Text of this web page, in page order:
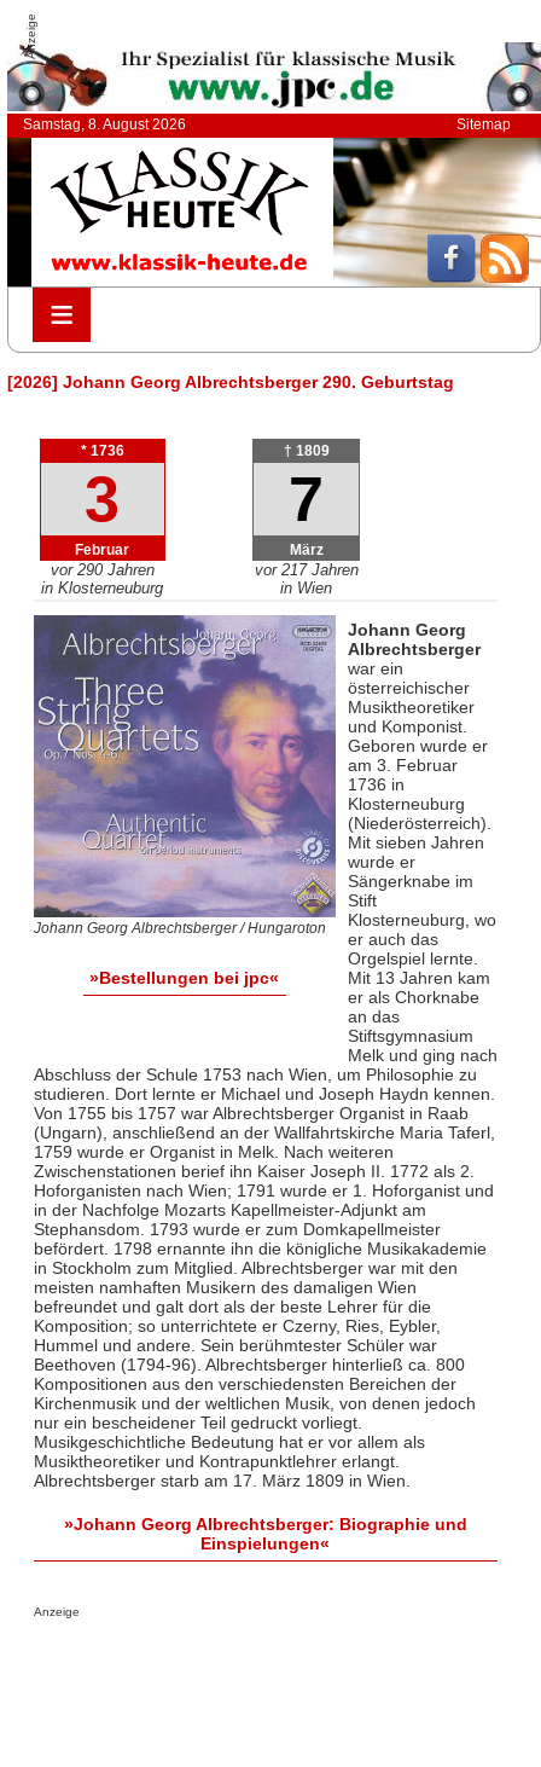
Anzeige
Samstag, 8. August 2026 Sitemap
≡
≡
[2026] Johann Georg Albrechtsberger 290. Geburtstag
* 1736
3
Februar
vor 290 Jahren
in Klosterneuburg
† 1809
7
März
vor 217 Jahren
in Wien
Johann Georg Albrechtsberger / Hungaroton
»Bestellungen bei jpc«
Johann Georg
Albrechtsberger
war ein
österreichischer
Musiktheoretiker
und Komponist.
Geboren wurde er
am 3. Februar
1736 in
Klosterneuburg
(Niederösterreich).
Mit sieben Jahren
wurde er
Sängerknabe im
Stift
Klosterneuburg, wo
er auch das
Orgelspiel lernte.
Mit 13 Jahren kam
er als Chorknabe
an das
Stiftsgymnasium
Melk und ging nach
Abschluss der Schule 1753 nach Wien, um Philosophie zu
studieren. Dort lernte er Michael und Joseph Haydn kennen.
Von 1755 bis 1757 war Albrechtsberger Organist in Raab
(Ungarn), anschließend an der Wallfahrtskirche Maria Taferl,
1759 wurde er Organist in Melk. Nach weiteren
Zwischenstationen berief ihn Kaiser Joseph II. 1772 als 2.
Hoforganisten nach Wien; 1791 wurde er 1. Hoforganist und
in der Nachfolge Mozarts Kapellmeister-Adjunkt am
Stephansdom. 1793 wurde er zum Domkapellmeister
befördert. 1798 ernannte ihn die königliche Musikakademie
in Stockholm zum Mitglied. Albrechtsberger war mit den
meisten namhaften Musikern des damaligen Wien
befreundet und galt dort als der beste Lehrer für die
Komposition; so unterrichtete er Czerny, Ries, Eybler,
Hummel und andere. Sein berühmtester Schüler war
Beethoven (1794-96). Albrechtsberger hinterließ ca. 800
Kompositionen aus den verschiedensten Bereichen der
Kirchenmusik und der weltlichen Musik, von denen jedoch
nur ein bescheidener Teil gedruckt vorliegt.
Musikgeschichtliche Bedeutung hat er vor allem als
Musiktheoretiker und Kontrapunktlehrer erlangt.
Albrechtsberger starb am 17. März 1809 in Wien.
»Johann Georg Albrechtsberger: Biographie und
Einspielungen«
Anzeige